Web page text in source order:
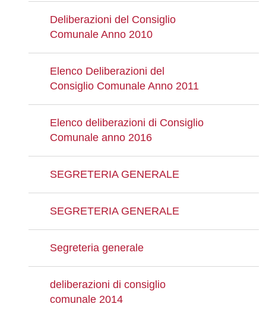
Deliberazioni del Consiglio
Comunale Anno 2010
Elenco Deliberazioni del
Consiglio Comunale Anno 2011
Elenco deliberazioni di Consiglio
Comunale anno 2016
SEGRETERIA GENERALE
SEGRETERIA GENERALE
Segreteria generale
deliberazioni di consiglio
comunale 2014